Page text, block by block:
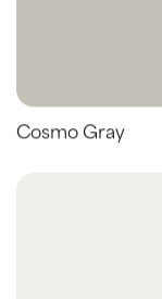
Cosmo Gray